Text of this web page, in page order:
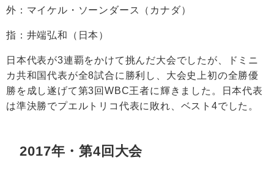
外：マイケル・ソーンダース（カナダ）
指：井端弘和（日本）
日本代表が3連覇をかけて挑んだ大会でしたが、ドミニ
カ共和国代表が全8試合に勝利し、大会史上初の全勝優
勝を成し遂げて第3回WBC王者に輝きました。日本代表
は準決勝でプエルトリコ代表に敗れ、ベスト4でした。
2017年・第4回大会